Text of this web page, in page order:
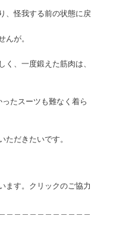
、怪我する前の状態に戻
が。
、一度鍛えた筋肉は、
たスーツも難なく着ら
だきたいです。
ます。クリックのご協力